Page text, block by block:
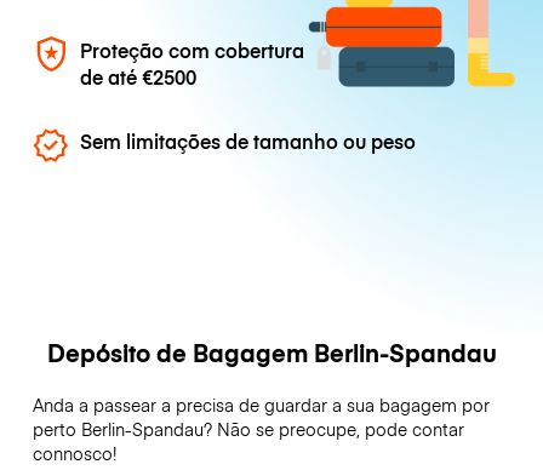
Proteção com cobertura
de até€2500
Sem limitações de tamanho ou peso
Depósito de Bagagem Berlin-Spandau
Anda a passear a precisa de guardar a sua bagagem por
perto Berlin-Spandau? Não se preocupe, pode contar
connosco!